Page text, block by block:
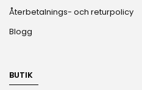
Återbetalnings- och returpolicy
Blogg
BUTIK